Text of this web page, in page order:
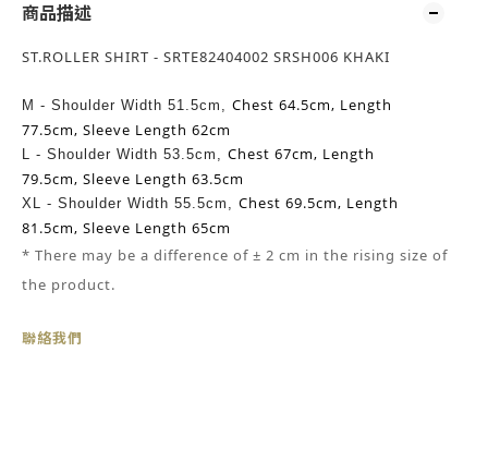
商品描述
ST.ROLLER SHIRT - SRTE82404002 SRSH006 KHAKI
M - Shoulder Width 51.5cm, Chest 64.5cm, Length
77.5cm, Sleeve Length 62cm
L - Shoulder Width 53.5cm, Chest 67cm, Length
79.5cm, Sleeve Length 63.5cm
XL - Shoulder Width 55.5cm, Chest 69.5cm, Length
81.5cm, Sleeve Length 65cm
* There may be a difference of ± 2 cm in the rising size of
the product.
聯絡我們